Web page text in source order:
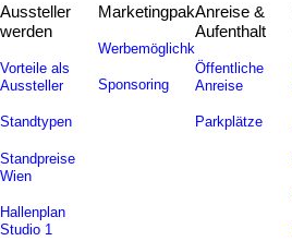
Aussteller
werden
Vorteile als
Aussteller
Standtypen
Standpreise
Wien
Hallenplan
Studio 1
Marketingpakete
Werbemöglichkeiten
Sponsoring
Anreise &
Aufenthalt
Öffentliche
Anreise
Parkplätze